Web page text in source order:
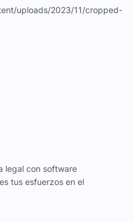
uploads/2023/11/cropped-
legal con software
tus esfuerzos en el